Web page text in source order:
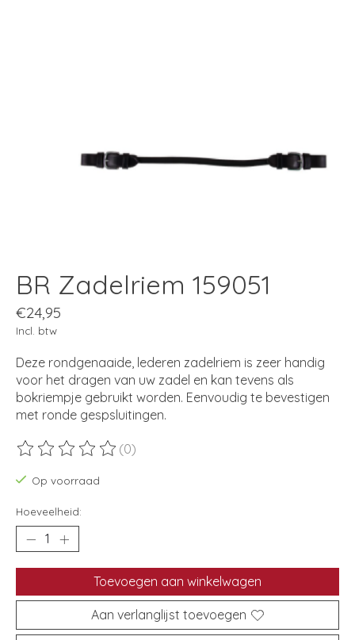
BR Zadelriem 159051
€24,95
Incl. btw
Deze rondgenaaide, lederen zadelriem is zeer handig
voor het dragen van uw zadel en kan tevens als
bokriempje gebruikt worden. Eenvoudig te bevestigen
met ronde gespsluitingen.
De beoordeling van dit product is
(0)
Op voorraad
Hoeveelheid:
Toevoegen aan winkelwagen
Aan verlanglijst toevoegen